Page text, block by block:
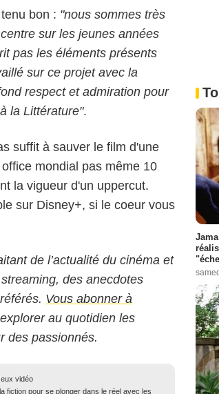
bon : "nous sommes très
sur les jeunes années
pas les éléments présents
sur ce projet avec la
respect et admiration pour
la Littérature".
suffit à sauver le film d'une
mondial pas même 10
la vigueur d'un uppercut.
sur Disney+, si le coeur vous
de l’actualité du cinéma et
des anecdotes
Vous abonner à
au quotidien les
des passionnés.
vidéo
fiction pour se plonger dans le réel avec les